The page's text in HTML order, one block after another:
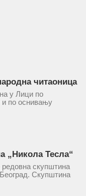
читаоница
у Лици по
и по оснивању
књижница у
и духовним
„Никола Тесла“
редовна скупштина
Скупштина
Савски трг бр.
предложен...